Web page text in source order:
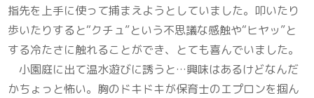
指先を上手に使って捕まえようとしていました。叩いたり
歩いたりすると“クチュ”という不思議な感触や“ヒヤッ”と
する冷たさに触れることができ、とても喜んでいました。
小園庭に出て温水遊びに誘うと…興味はあるけどなんだ
かちょっと怖い。胸のドキドキが保育士のエプロンを掴ん